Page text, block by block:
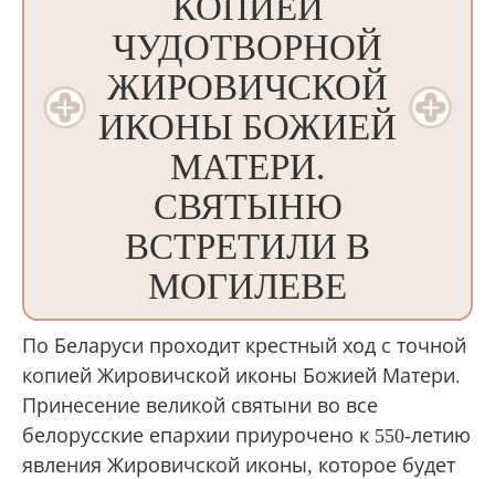
КОПИЕЙ
ЧУДОТВОРНОЙ
ЖИРОВИЧСКОЙ
ИКОНЫ БОЖИЕЙ
МАТЕРИ.
СВЯТЫНЮ
ВСТРЕТИЛИ В
МОГИЛЕВЕ
По Беларуси проходит крестный ход с точной
копией Жировичской иконы Божией Матери.
Принесение великой святыни во все
белорусские епархии приурочено к 550-летию
явления Жировичской иконы, которое будет